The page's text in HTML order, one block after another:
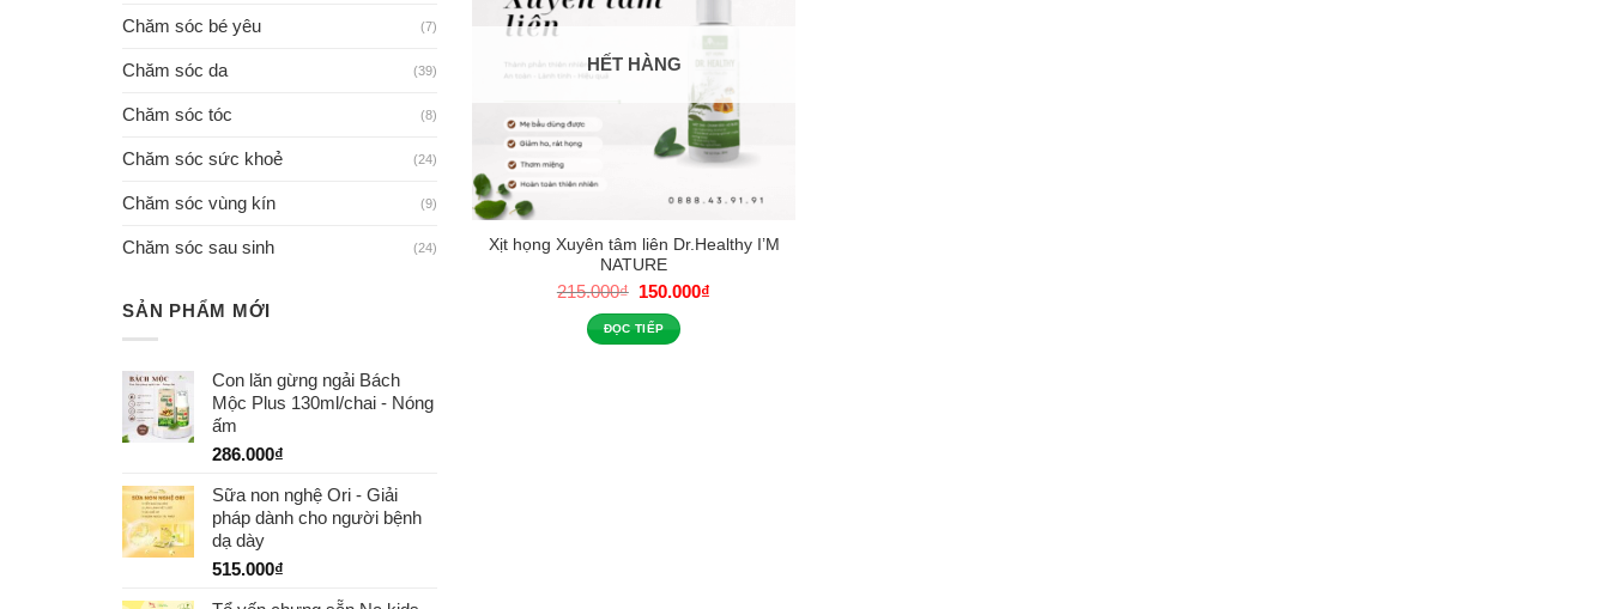
Chăm sóc bé yêu (7)
Chăm sóc da (39)
Chăm sóc tóc (8)
Chăm sóc sức khoẻ (24)
Chăm sóc vùng kín (9)
Chăm sóc sau sinh (24)
SẢN PHẨM MỚI
Con lăn gừng ngải Bách
Mộc Plus 130ml/chai - Nóng
ấm
286.000₫
Sữa non nghệ Ori - Giải
pháp dành cho người bệnh
dạ dày
515.000₫
HẾT HÀNG
Xịt họng Xuyên tâm liên Dr.Healthy I’M
NATURE
215.000₫ Giá
gốc
là:
215.000₫.
150.000₫
ĐỌC TIẾP